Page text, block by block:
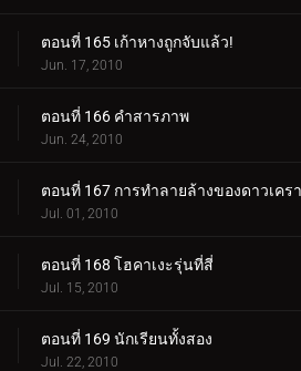
ตอนที่ 165 เก้าหางถูกจับแล้ว!
Jun. 17, 2010
ตอนที่ 166 คำสารภาพ
Jun. 24, 2010
ตอนที่ 167 การทำลายล้างของดาวเคร
Jul. 01, 2010
ตอนที่ 168 โฮคาเงะรุ่นที่สี่
Jul. 15, 2010
ตอนที่ 169 นักเรียนทั้งสอง
Jul. 22, 2010